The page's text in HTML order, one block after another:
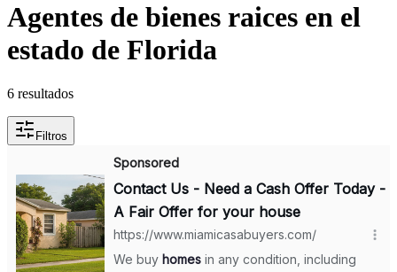
Agentes de bienes raices en el
estado de Florida
6 resultados
Filtros